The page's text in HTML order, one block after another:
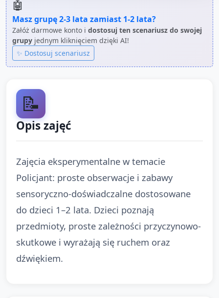
🤖
Masz grupę2-3 lata zamiast 1-2 lata?
Załóż darmowe konto i dostosuj ten scenariusz do swojej
grupy jednym kliknięciem dzięki AI!
✨ Dostosuj scenariusz
📝
Opis zajęć
Zajęcia eksperymentalne w temacie
Policjant: proste obserwacje i zabawy
sensoryczno-doświadczalne dostosowane
do dzieci 1–2 lata. Dzieci poznają
przedmioty, proste zależności przyczynowo-
skutkowe i wyrażają się ruchem oraz
dźwiękiem.